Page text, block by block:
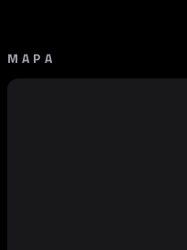
MAPA